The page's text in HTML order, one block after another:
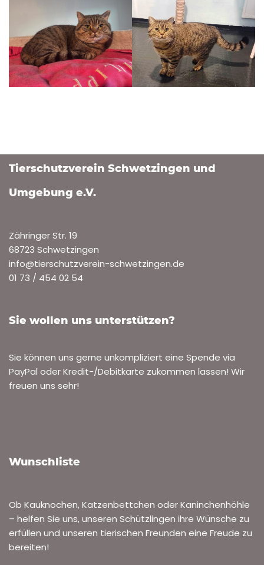
Tierschutzverein Schwetzingen und
Umgebung e.V.
Zähringer Str. 19
68723 Schwetzingen
info@tierschutzverein-schwetzingen.de
01 73 / 454 02 54
Sie wollen uns unterstützen?
Sie können uns gerne unkompliziert eine Spende via
PayPal oder Kredit-/Debitkarte zukommen lassen! Wir
freuen uns sehr!
Wunschliste
Ob Kauknochen, Katzenbettchen oder Kaninchenhöhle
– helfen Sie uns, unseren Schützlingen ihre Wünsche zu
erfüllen und unseren tierischen Freunden eine Freude zu
bereiten!